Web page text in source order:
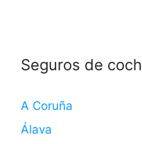
Seguros de
A Coruña
Álava